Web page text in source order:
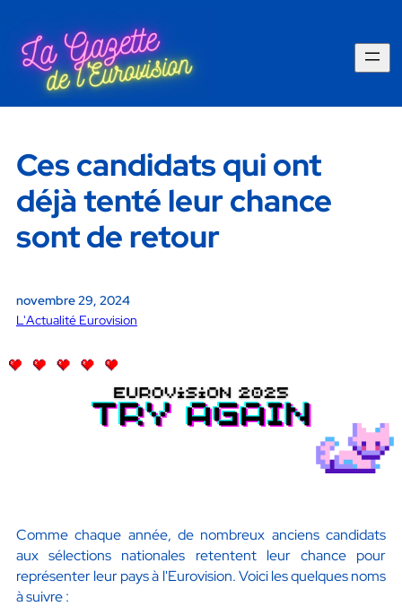
Ces candidats qui ont
déjà tenté leur chance
sont de retour
novembre 29, 2024
L'Actualité Eurovision
Comme chaque année, de nombreux anciens candidats
aux sélections nationales retentent leur chance pour
représenter leur pays à l'Eurovision. Voici les quelques noms
à suivre :